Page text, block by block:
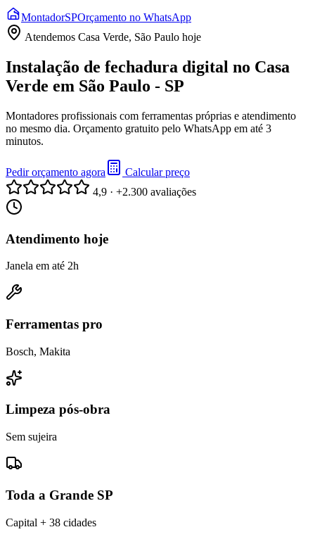
MontadorSPOrçamento no WhatsApp
Atendemos Casa Verde, São Paulo hoje
Instalação de fechadura digital no Casa
Verde em São Paulo - SP
Montadores profissionais com ferramentas próprias e atendimento
no mesmo dia. Orçamento gratuito pelo WhatsApp em até 3
minutos.
Pedir orçamento agora
Calcular preço
4,9 · +2.300 avaliações
Atendimento hoje
Janela em até 2h
Ferramentas pro
Bosch, Makita
Limpeza pós-obra
Sem sujeira
Toda a Grande SP
Capital + 38 cidades